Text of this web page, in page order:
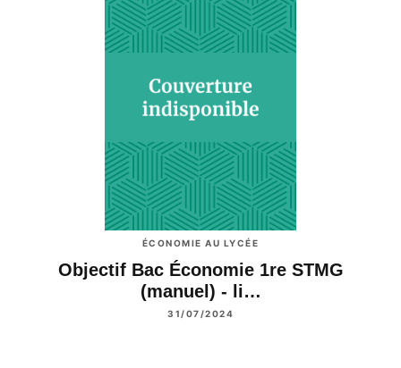
ÉCONOMIE AU LYCÉE
Objectif Bac Économie 1re STMG
(manuel) - li…
31/07/2024